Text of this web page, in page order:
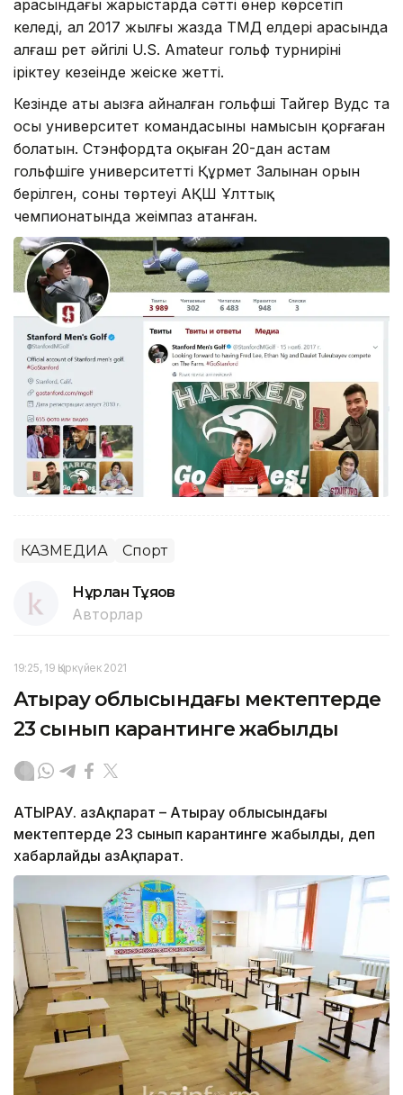
арасындағы жарыстарда сәтті өнер көрсетіп
келеді, ал 2017 жылғы жазда ТМД елдері арасында
алғаш рет әйгілі U.S. Amateur гольф турнирінің
іріктеу кезеңінде жеңіске жетті.
Кезінде аты аңызға айналған гольфші Тайгер Вудс та
осы университет командасының намысын қорғаған
болатын. Стэнфордта оқыған 20-дан астам
гольфшіге университеттің Құрмет Залынан орын
берілген, соның төртеуі АҚШ Ұлттық
чемпионатында жеңімпаз атанған.
КАЗМЕДИА Спорт
Нұрлан Тұяқов
Авторлар
19:25, 19 Қыркүйек 2021
Атырау облысындағы мектептерде
23 сынып карантинге жабылды
АТЫРАУ. ҚазАқпарат – Атырау облысындағы
мектептерде 23 сынып карантинге жабылды, деп
хабарлайды ҚазАқпарат.